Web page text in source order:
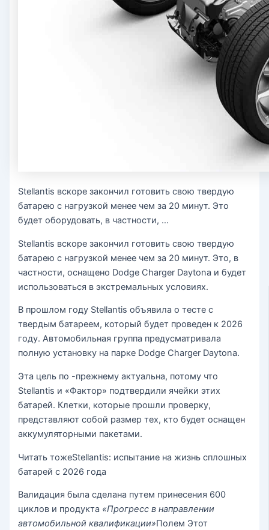
Stellantis вскоре закончил готовить свою твердую
батарею с нагрузкой менее чем за 20 минут. Это
будет оборудовать, в частности, …
Stellantis вскоре закончил готовить свою твердую
батарею с нагрузкой менее чем за 20 минут. Это, в
частности, оснащено Dodge Charger Daytona и будет
использоваться в экстремальных условиях.
В прошлом году Stellantis объявила о тесте с
твердым батареем, который будет проведен к 2026
году. Автомобильная группа предусматривала
полную установку на парке Dodge Charger Daytona.
Эта цель по -прежнему актуальна, потому что
Stellantis и «Фактор» подтвердили ячейки этих
батарей. Клетки, которые прошли проверку,
представляют собой размер тех, кто будет оснащен
аккумуляторными пакетами.
Читать тожеStellantis: испытание на жизнь сплошных
батарей с 2026 года
Валидация была сделана путем принесения 600
циклов и продукта «Прогресс в направлении
автомобильной квалификации»Полем Этот